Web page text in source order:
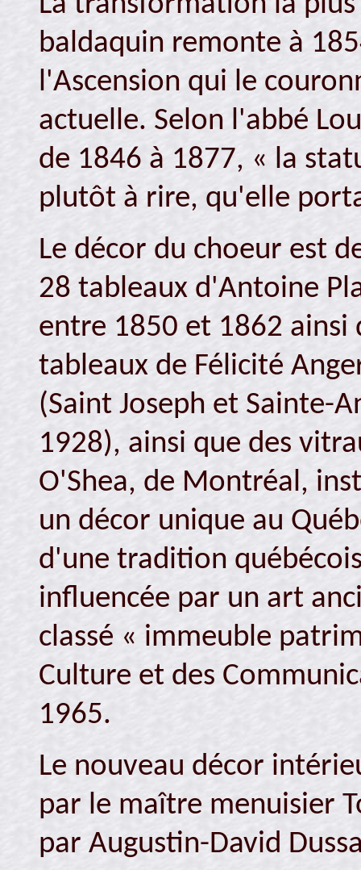
baldaquin remonte à
l'Ascension qui le
actuelle. Selon l'abbé
de 1846 à 1877, « la
plutôt à rire, qu'elle
Le décor du choeur est
28 tableaux d'Antoine
entre 1850 et 1862
tableaux de Félicité
(Saint Joseph et Sainte-
1928), ainsi que des
O'Shea, de Montréal,
un décor unique au
d'une tradition
influencée par un art
classé « immeuble
Culture et des
1965.
Le nouveau décor
par le maître menuisier
par Augustin-David